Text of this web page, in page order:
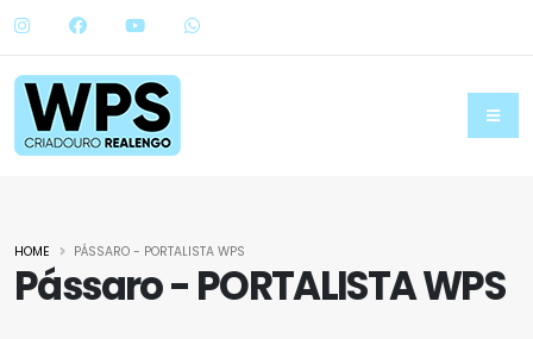
Pássaro - PORTALISTA WPS
HOME PÁSSARO - PORTALISTA WPS